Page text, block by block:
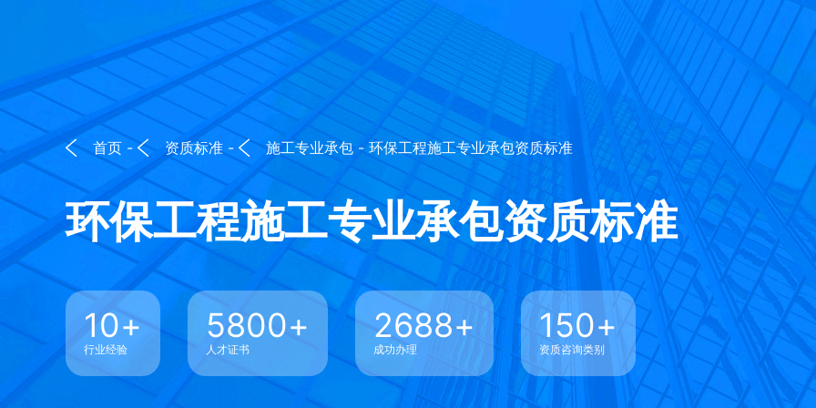
首页 - 资质标准- 施工专业承包 - 环保工程施工专业承包资质标准
环保工程施工专业承包资质标准
10+
行业经验
5800+
人才证书
2688+
成功办理
150+
资质咨询类别